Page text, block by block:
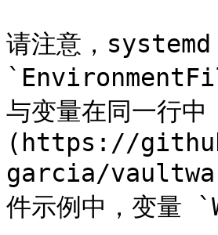
请注意，
与变量在同一行
(https://
garcia/
件示例中，变量